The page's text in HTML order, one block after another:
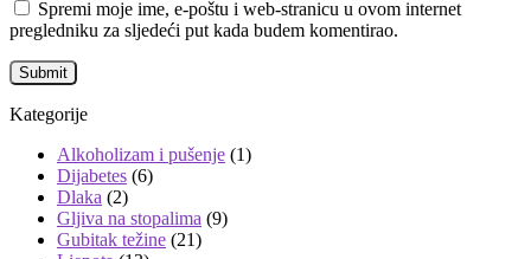
Spremi moje ime, e-poštu i web-stranicu u ovom internet
pregledniku za sljedeći put kada budem komentirao.
Kategorije
Alkoholizam i pušenje (1)
Dijabetes (6)
Dlaka (2)
Gljiva na stopalima (9)
Gubitak težine (21)